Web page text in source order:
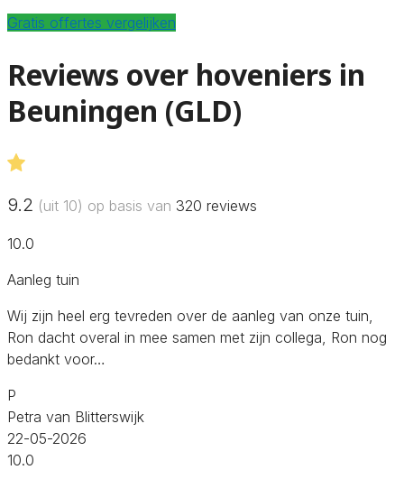
Gratis offertes vergelijken
Reviews over hoveniers in
Beuningen (GLD)
9.2 (uit 10) op basis van 320 reviews
10.0
Aanleg tuin
Wij zijn heel erg tevreden over de aanleg van onze tuin,
Ron dacht overal in mee samen met zijn collega, Ron nog
bedankt voor…
P
Petra van Blitterswijk
22-05-2026
10.0